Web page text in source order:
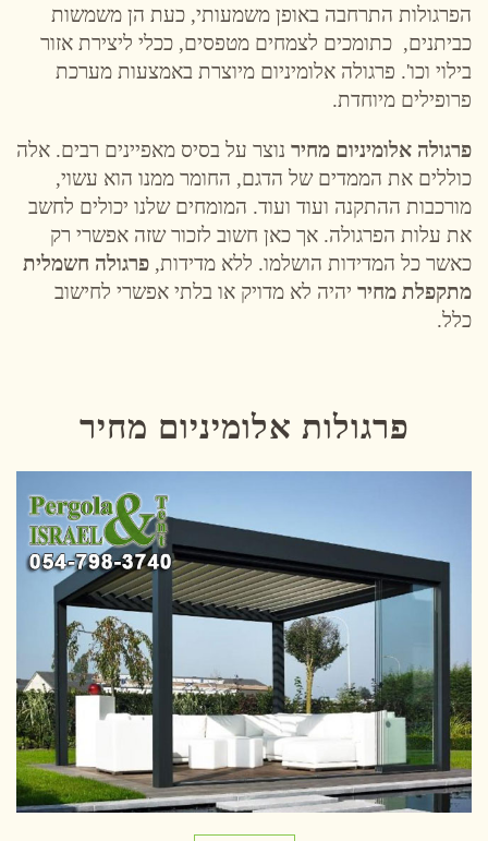
הפרגולות התרחבה באופן משמעותי, כעת הן משמשות
כביתנים, כתומכים לצמחים מטפסים, ככלי ליצירת אזור
בילוי וכו'. פרגולה אלומיניום מיוצרת באמצעות מערכת
פרופילים מיוחדת.
פרגולה אלומיניום מחיר נוצר על בסיס מאפיינים רבים. אלה
כוללים את הממדים של הדגם, החומר ממנו הוא עשוי,
מורכבות ההתקנה ועוד ועוד. המומחים שלנו יכולים לחשב
את עלות הפרגולה. אך כאן חשוב לזכור שזה אפשרי רק
כאשר כל המדידות הושלמו. ללא מדידות, פרגולה חשמלית
מתקפלת מחיר יהיה לא מדויק או בלתי אפשרי לחישוב
כלל.
פרגולות אלומיניום מחיר